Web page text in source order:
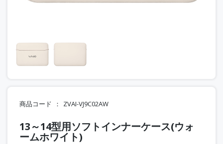
商品コード ZVAI-VJ9C02AW
13～14型用ソフトインナーケース(ウォ
ームホワイト)